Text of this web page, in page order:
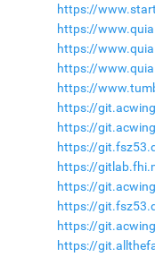
https://
https://
https://
https://
https://
https://
https://
https://
https://
https://
https://
https://
https://